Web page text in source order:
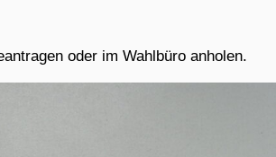
oder im Wahlbüro anholen.